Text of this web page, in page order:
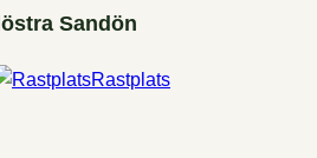
Sandön
Rastplats